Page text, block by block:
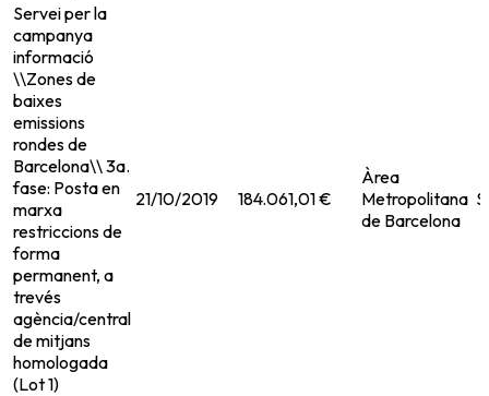
Servei per la
campanya
informació
\\Zones de
baixes
emissions
rondes de
Barcelona\\ 3a.
fase: Posta en
marxa
restriccions de
forma
permanent, a
trevés
agència/central
de mitjans
homologada
(Lot 1)
21/10/2019 184.061,01 €
Àrea
Metropolitana
de Barcelona